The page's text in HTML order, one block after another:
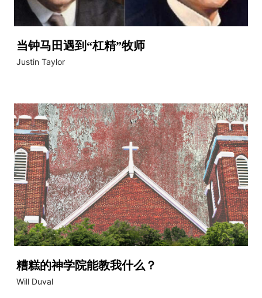
当钟马田遇到“杠精”牧师
Justin Taylor
糟糕的神学院能教我什么？
Will Duval